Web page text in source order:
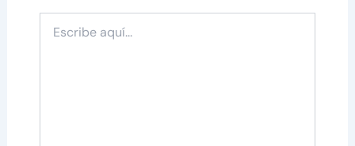
aquí...